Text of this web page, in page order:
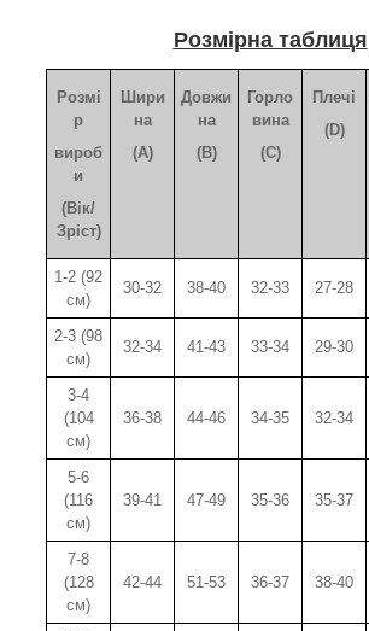
Розмірна таблиця
Розмі
р
вироб
и
(Вік/
Зріст)
Шири
на
(A)
Довжи
на
(B)
Горло
вина
(C)
Плечі
(D)
1-2 (92
см)
30-32 38-40 32-33 27-28
2-3 (98
см)
32-34 41-43 33-34 29-30
3-4
(104
см)
36-38 44-46 34-35 32-34
5-6
(116
см)
39-41 47-49 35-36 35-37
7-8
(128
см)
42-44 51-53 36-37 38-40